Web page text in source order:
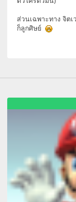
ส่วนเฉพาะทาง จิต
ก็ลูกศิษย์